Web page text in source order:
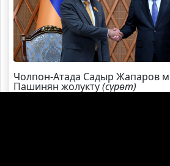
Чолпон-Атада Садыр Жапаров
Пашинян жолукту(сүрөт)